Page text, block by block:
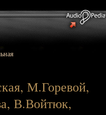
М.Горевой,
В.Войтюк,